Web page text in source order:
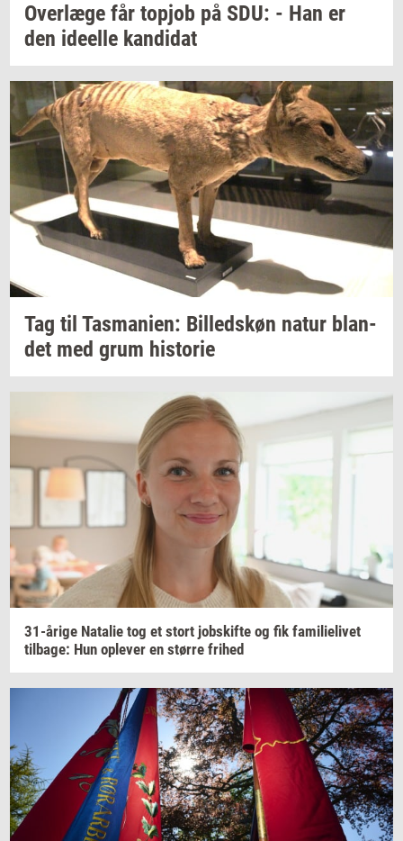
Over­læ­ge får topjob på SDU: - Han er
den ide­el­le kan­di­dat
Tag til Tas­ma­ni­en: Bil­leds­køn natur blan­
det med grum hi­sto­rie
31-​årige Na­ta­lie tog et stort jobs­kif­te og fik fa­mi­li­e­li­vet
til­ba­ge: Hun op­le­ver en stør­re fri­hed